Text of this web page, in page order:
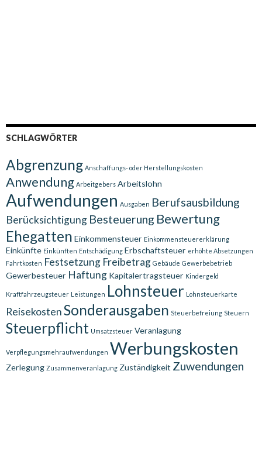
SCHLAGWÖRTER
Abgrenzung Anschaffungs- oder Herstellungskosten
Anwendung Arbeitgebers Arbeitslohn
Aufwendungen Ausgaben Berufsausbildung
Berücksichtigung Besteuerung Bewertung
Ehegatten Einkommensteuer Einkommensteuererklärung
Einkünfte Einkünften Entschädigung Erbschaftsteuer erhöhte Absetzungen
Fahrtkosten Festsetzung Freibetrag Gebäude Gewerbebetrieb
Gewerbesteuer Haftung Kapitalertragsteuer Kindergeld
Kraftfahrzeugsteuer Leistungen Lohnsteuer Lohnsteuerkarte
ReisekostenSonderausgaben Steuerbefreiung Steuern
Steuerpflicht Umsatzsteuer Veranlagung
Verpflegungsmehraufwendungen Werbungskosten
Zerlegung Zusammenveranlagung Zuständigkeit Zuwendungen